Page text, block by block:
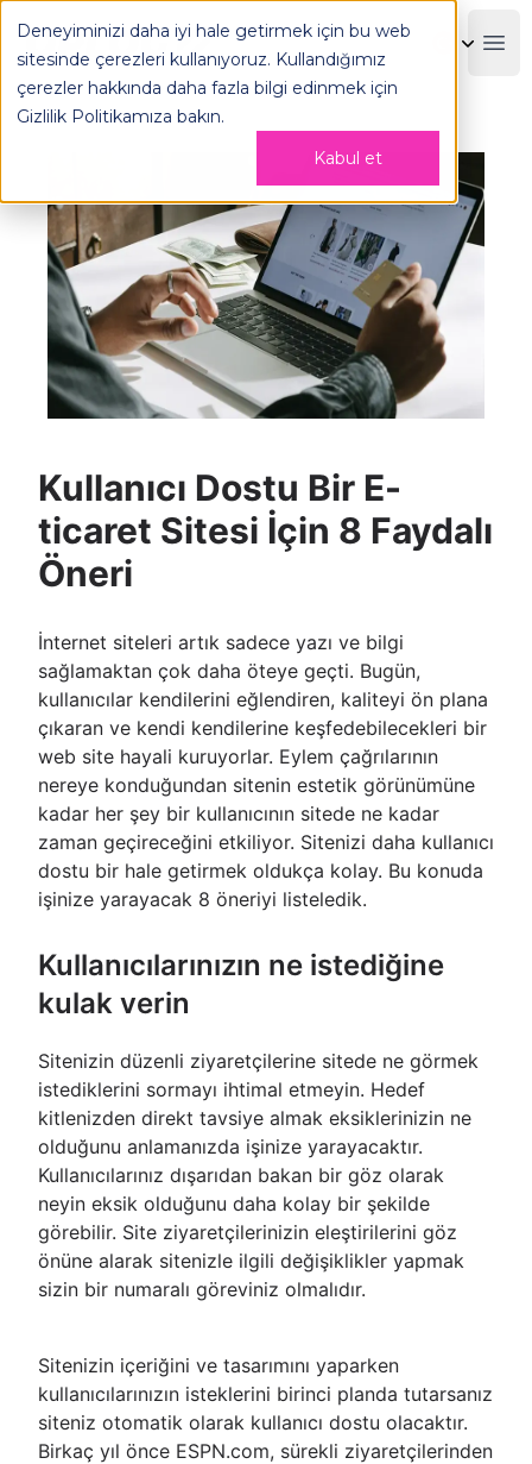
Deneyiminizi daha iyi hale getirmek için bu web
sitesinde çerezleri kullanıyoruz. Kullandığımız
çerezler hakkında daha fazla bilgi edinmek için
Gizlilik Politikamıza bakın.
Kabul et
OPLOG
Kullanıcı Dostu Bir E-
ticaret Sitesi İçin 8 Faydalı
Öneri
İnternet siteleri artık sadece yazı ve bilgi
sağlamaktan çok daha öteye geçti. Bugün,
kullanıcılar kendilerini eğlendiren, kaliteyi ön plana
çıkaran ve kendi kendilerine keşfedebilecekleri bir
web site hayali kuruyorlar. Eylem çağrılarının
nereye konduğundan sitenin estetik görünümüne
kadar her şey bir kullanıcının sitede ne kadar
zaman geçireceğini etkiliyor. Sitenizi daha kullanıcı
dostu bir hale getirmek oldukça kolay. Bu konuda
işinize yarayacak 8 öneriyi listeledik.
Kullanıcılarınızın ne istediğine
kulak verin
Sitenizin düzenli ziyaretçilerine sitede ne görmek
istediklerini sormayı ihtimal etmeyin. Hedef
kitlenizden direkt tavsiye almak eksiklerinizin ne
olduğunu anlamanızda işinize yarayacaktır.
Kullanıcılarınız dışarıdan bakan bir göz olarak
neyin eksik olduğunu daha kolay bir şekilde
görebilir. Site ziyaretçilerinizin eleştirilerini göz
önüne alarak sitenizle ilgili değişiklikler yapmak
sizin bir numaralı göreviniz olmalıdır.
Sitenizin içeriğini ve tasarımını yaparken
kullanıcılarınızın isteklerini birinci planda tutarsanız
siteniz otomatik olarak kullanıcı dostu olacaktır.
Birkaç yıl önce ESPN.com, sürekli ziyaretçilerinden